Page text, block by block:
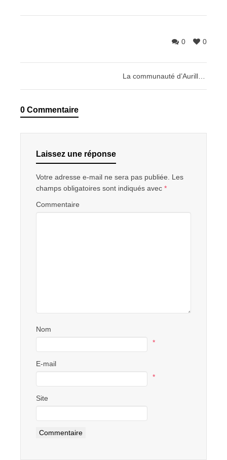
0
0
0 Commentaire
Laissez une réponse
Votre adresse e-mail ne sera pas publiée.
Les
champs obligatoires sont indiqués avec *
Commentaire
Nom
*
E-mail
*
Site